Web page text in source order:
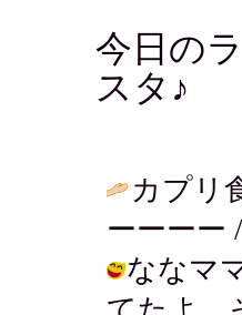
今日の
スタ♪
カプリ
ーーーー /
ななマ